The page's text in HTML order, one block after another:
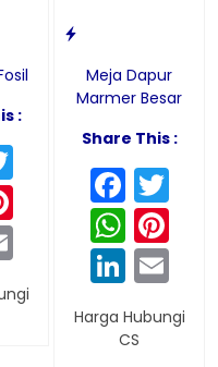
:
Twitter
Pinterest
Email
Meja Dapur
Marmer Besar
Share This :
Harga Hubungi
CS